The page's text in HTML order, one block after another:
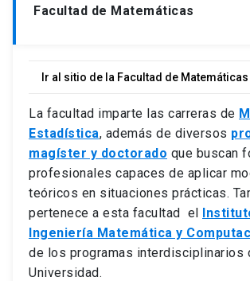
Facultad de Matemáticas
Ir al sitio de la Facultad de Matemáticas
La facultad imparte las carreras de
Estadística, además de diversos
magíster y doctorado que buscan
profesionales capaces de aplicar
teóricos en situaciones prácticas.
pertenece a esta facultad el
Ingeniería Matemática y
de los programas interdisciplinarios
Universidad.